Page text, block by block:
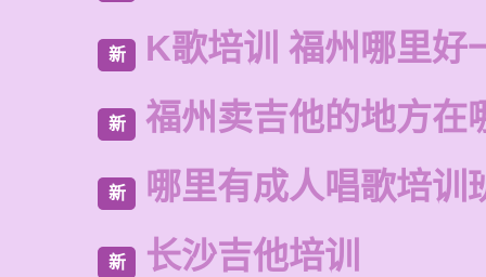
新 K歌培训 福州哪里好
新 福州卖吉他的地方在
新 哪里有成人唱歌培训
新 长沙吉他培训